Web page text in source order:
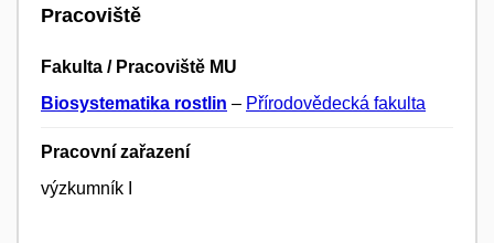
Pracoviště
Fakulta / Pracoviště MU
Biosystematika rostlin – Přírodovědecká fakulta
Pracovní zařazení
výzkumník I